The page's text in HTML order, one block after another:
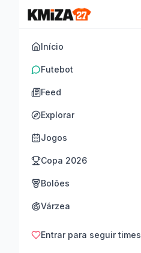
Início
Futebot
Feed
Explorar
Jogos
Copa 2026
Bolões
Várzea
Entrar para seguir times